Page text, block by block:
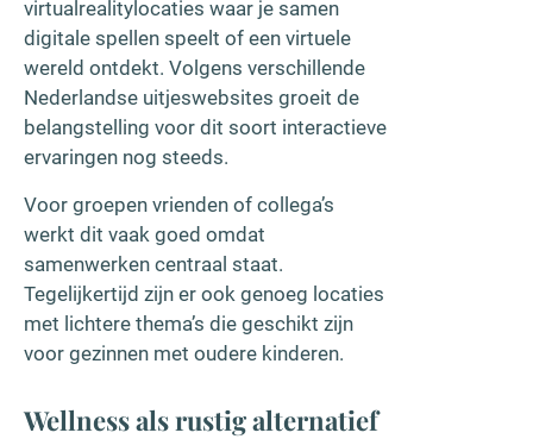
virtualrealitylocaties waar je samen
digitale spellen speelt of een virtuele
wereld ontdekt. Volgens verschillende
Nederlandse uitjeswebsites groeit de
belangstelling voor dit soort interactieve
ervaringen nog steeds.
Voor groepen vrienden of collega’s
werkt dit vaak goed omdat
samenwerken centraal staat.
Tegelijkertijd zijn er ook genoeg locaties
met lichtere thema’s die geschikt zijn
voor gezinnen met oudere kinderen.
Wellness als rustig alternatief